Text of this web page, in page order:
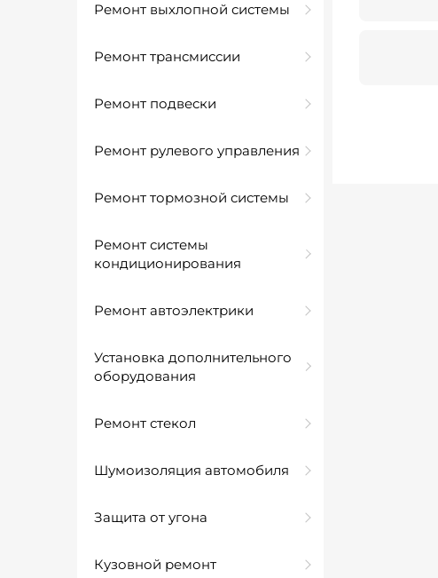
Ремонт выхлопной системы
Ремонт трансмиссии
Ремонт подвески
Ремонт рулевого управления
Ремонт тормозной системы
Ремонт системы
кондиционирования
Ремонт автоэлектрики
Установка дополнительного
оборудования
Ремонт стекол
Шумоизоляция автомобиля
Защита от угона
Кузовной ремонт